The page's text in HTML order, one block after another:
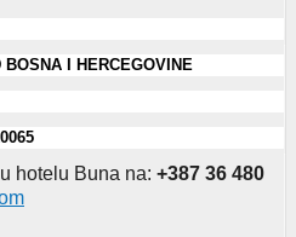
I HERCEGOVINE
hotelu Buna na: +387 36 480